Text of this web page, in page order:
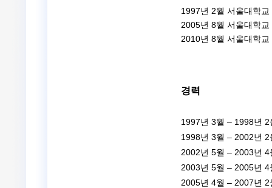
1997년 2월 서울대학
2005년 8월 서울대학
2010년 8월 서울대학
경력
1997년 3월 – 1998년
1998년 3월 – 2002년
2002년 5월 – 2003년
2003년 5월 – 2005년
2005년 4월 – 2007년